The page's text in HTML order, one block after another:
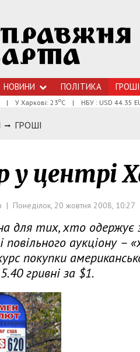
НОВИНИ ПОЛІТИКА ГРОШI
| У Харкові: 23оС | НБУ : USD 44.35
ГРОШI
у центрі
| Понеділок, 20 жовтня 2008, 10:27
для тих, хто
повільного аукціону –
покупки
гривні за $1.